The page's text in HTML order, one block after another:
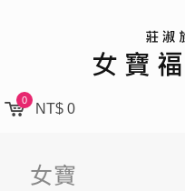
0
NT$ 0
女寶